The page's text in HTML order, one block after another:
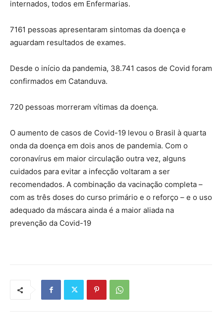
internados, todos em Enfermarias.
7161 pessoas apresentaram sintomas da doença e
aguardam resultados de exames.
Desde o início da pandemia, 38.741 casos de Covid foram
confirmados em Catanduva.
720 pessoas morreram vítimas da doença.
O aumento de casos de Covid-19 levou o Brasil à quarta
onda da doença em dois anos de pandemia. Com o
coronavírus em maior circulação outra vez, alguns
cuidados para evitar a infecção voltaram a ser
recomendados. A combinação da vacinação completa –
com as três doses do curso primário e o reforço – e o uso
adequado da máscara ainda é a maior aliada na
prevenção da Covid-19